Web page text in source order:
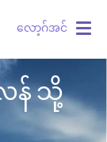
လော့ဂ်အင်
န် သို့